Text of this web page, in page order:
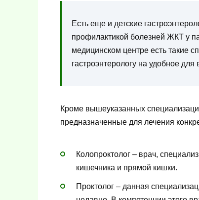
Есть еще и детские
профилактикой болезней ЖКТ у
медицинском центре есть такие
гастроэнтерологу на удобное для
Кроме вышеуказанных
предназначенные для лечения
Колопроктолог – врач,
кишечника и прямой кишки.
Проктолог – данная